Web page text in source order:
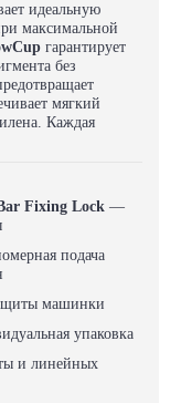
идеальную
максимальной
гарантирует
без
мягкий
Каждая
Fixing Lock —
подача
машинки
упаковка
и линейных